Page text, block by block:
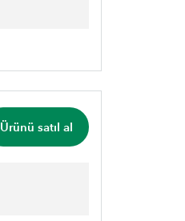
Ürünü satıl al